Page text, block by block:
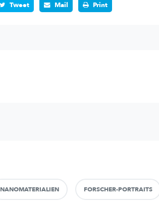
Tweet Mail Print
NANOMATERIALIEN FORSCHER-PORTRAITS